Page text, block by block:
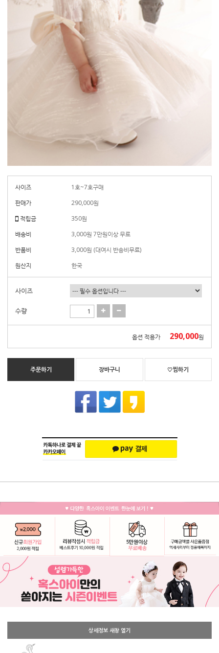
사이즈
1호~7호구매
판매가
290,000원
적립금
350원
배송비
3,000원 7만원이상 무료
반품비
3,000원 (대여시 반송비무료)
원산지
한국
사이즈
수량
옵션 적용가 290,000원
주문하기 장바구니 ♡찜하기
상세정보 새창 열기